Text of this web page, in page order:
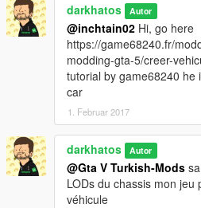
darkhatos Autor
@inchtain02 Hi, go here
https://game68240.fr/
modding-gta-5/creer-
tutorial by game68240 he
car
1. Februar 2017
darkhatos Autor
@Gta V Turkish-Mods
LODs du chassis mon
véhicule